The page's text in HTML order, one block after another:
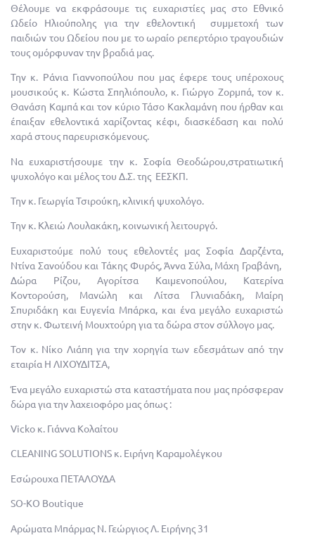
Θέλουμε να εκφράσουμε τις ευχαριστίες μας στο Εθνικό
Ωδείο Ηλιούπολης για την εθελοντική συμμετοχή των
παιδιών του Ωδείου που με το ωραίο ρεπερτόριο τραγουδιών
τους ομόρφυναν την βραδιά μας.
Την κ. Ράνια Γιαννοπούλου που μας έφερε τους υπέροχους
μουσικούς κ. Κώστα Σπηλιόπουλο, κ. Γιώργο Ζορμπά, τον κ.
Θανάση Καμπά και τον κύριο Τάσο Κακλαμάνη που ήρθαν και
έπαιξαν εθελοντικά χαρίζοντας κέφι, διασκέδαση και πολύ
χαρά στους παρευρισκόμενους.
Να ευχαριστήσουμε την κ. Σοφία Θεοδώρου,στρατιωτική
ψυχολόγο και μέλος του Δ.Σ. της ΕΕΣΚΠ.
Την κ. Γεωργία Τσιρούκη, κλινική ψυχολόγο.
Την κ. Κλειώ Λουλακάκη, κοινωνική λειτουργό.
Ευχαριστούμε πολύ τους εθελοντές μας Σοφία Δαρζέντα,
Ντίνα Σανούδου και Τάκης Φυρός, Άννα Σύλα, Μάχη Γραβάνη,
Δώρα Ρίζου, Αγορίτσα Καιμενοπούλου, Κατερίνα
Κοντορούση, Μανώλη και Λίτσα Γλυνιαδάκη, Μαίρη
Σπυριδάκη και Ευγενία Μπάρκα, και ένα μεγάλο ευχαριστώ
στην κ. Φωτεινή Μουχτούρη για τα δώρα στον σύλλογο μας.
Τον κ. Νίκο Λιάπη για την χορηγία των εδεσμάτων από την
εταιρία Η ΛΙΧΟΥΔΙΤΣΑ,
Ένα μεγάλο ευχαριστώ στα καταστήματα που μας πρόσφεραν
δώρα για την λαχειοφόρο μας όπως :
Vicko κ. Γιάννα Κολαίτου
CLEANING SOLUTIONS κ. Ειρήνη Καραμολέγκου
Εσώρουχα ΠΕΤΑΛΟΥΔΑ
SO-KO Boutique
Αρώματα Μπάρμας Ν. Γεώργιος Λ. Ειρήνης 31